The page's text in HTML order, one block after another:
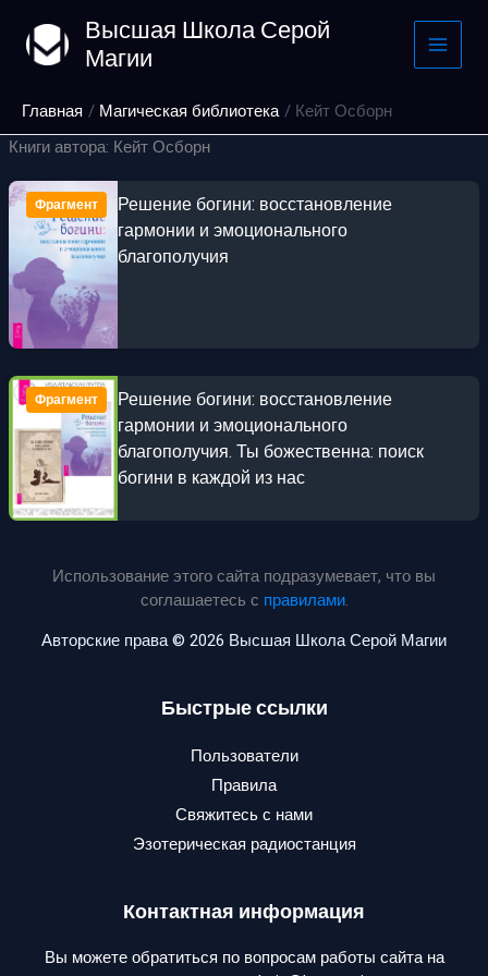
содержимому
Высшая Школа Серой
Магии
Главная Магическая библиотека
Кейт Осборн
Книги автора: Кейт Осборн
Фрагмент
Решение богини: восстановление
гармонии и эмоционального
благополучия
Фрагмент
Решение богини: восстановление
гармонии и эмоционального
благополучия. Ты божественна: поиск
богини в каждой из нас
Использование этого сайта подразумевает, что вы
соглашаетесь с правилами.
Авторские права © 2026 Высшая Школа Серой Магии
Быстрые ссылки
Пользователи
Правила
Свяжитесь с нами
Эзотерическая радиостанция
Контактная информация
Вы можете обратиться по вопросам работы сайта на